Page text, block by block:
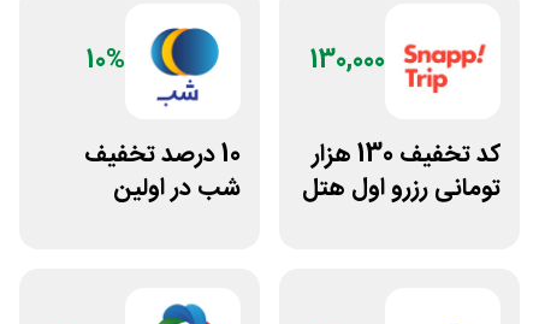
130,000
کد تخفیف 130 هزار
تومانی رزرو اول هتل
10%
10 درصد تخفیف
شب در اولین